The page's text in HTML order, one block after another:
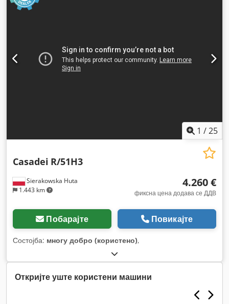
1 /25
Sierakowska Huta
1.443 km
Casadei R/51H3
4.260 €
фиксна цена додава се ДДВ
Побарајте Повикајте
Состојба: многу добро (користено),
Откријте уште користени машини